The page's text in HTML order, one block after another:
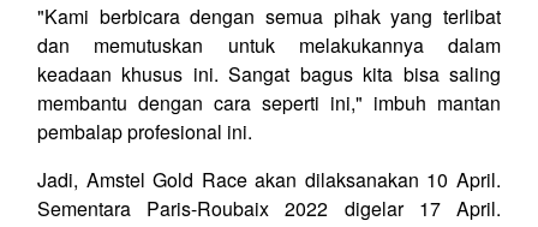
"Kami berbicara dengan semua pihak yang terlibat
dan memutuskan untuk melakukannya dalam
keadaan khusus ini. Sangat bagus kita bisa saling
membantu dengan cara seperti ini," imbuh mantan
pembalap profesional ini.
Jadi, Amstel Gold Race akan dilaksanakan 10 April.
Sementara Paris-Roubaix 2022 digelar 17 April.